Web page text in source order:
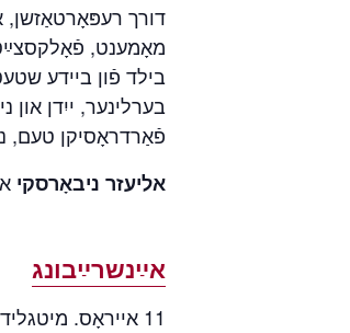
דורך רעפּאָרטאַזשן,
מאָמענט,
בילד פֿון ביידע
בערלינער, ייִדן
פֿאַרדראָסיקן טעם,
אליעזר ניבאָרסקי
אײַנשרײַבונג
11 אייראָס. מיטגלידער* : 6 אייראָס.